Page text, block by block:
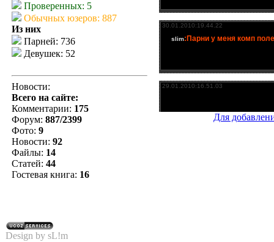
Проверенных: 5
Обычных юзеров: 887
Из них
Парней: 736
Девушек: 52
Новости:
Всего на сайте:
Комментарии: 175
Форум: 887/2399
Фото: 9
Новости: 92
Файлы: 14
Статей: 44
Гостевая книга: 16
Для
Design by sL!m